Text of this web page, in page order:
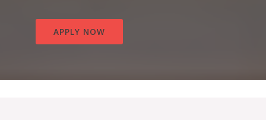
APPLY NOW